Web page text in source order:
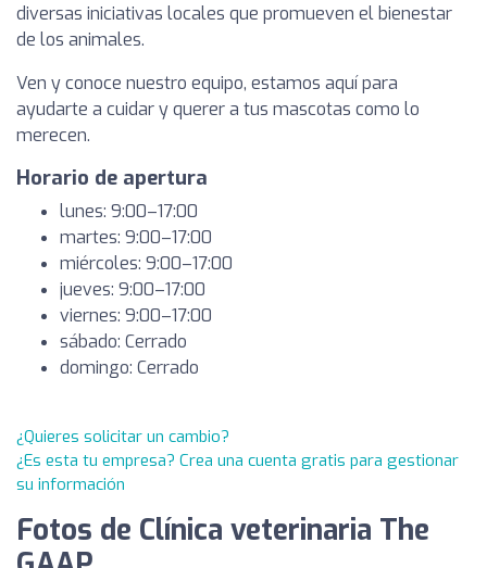
diversas iniciativas locales que promueven el bienestar
de los animales.
Ven y conoce nuestro equipo, estamos aquí para
ayudarte a cuidar y querer a tus mascotas como lo
merecen.
Horario de apertura
lunes: 9:00–17:00
martes: 9:00–17:00
miércoles: 9:00–17:00
jueves: 9:00–17:00
viernes: 9:00–17:00
sábado: Cerrado
domingo: Cerrado
¿Quieres solicitar un cambio?
¿Es esta tu empresa? Crea una cuenta gratis para gestionar
su información
Fotos de Clínica veterinaria The